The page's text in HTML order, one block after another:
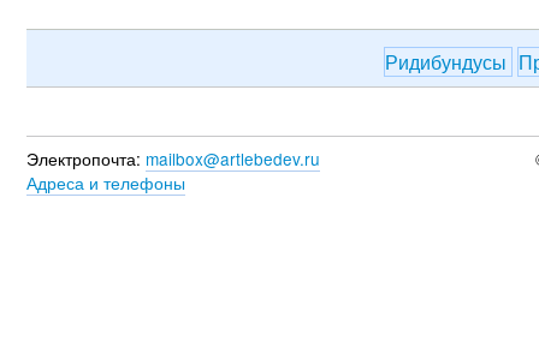
Ридибундусы
Электропочта: mailbox@artlebedev.ru
Адреса и телефоны